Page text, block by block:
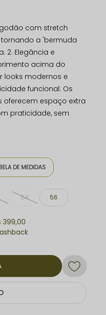
com stretch
a 'bermuda
2. Elegância e
acima do
looks modernos e
funcional: Os
oferecem espaço extra
praticidade, sem
DE MEDIDAS
54 56
399,00